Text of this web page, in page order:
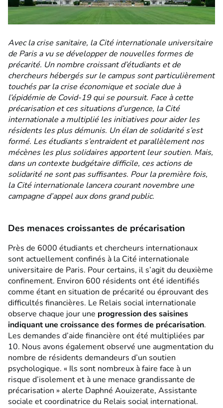
Avec la crise sanitaire, la Cité internationale universitaire
de Paris a vu se développer de nouvelles formes de
précarité. Un nombre croissant d’étudiants et de
chercheurs hébergés sur le campus sont particulièrement
touchés par la crise économique et sociale due à
l’épidémie de Covid-19 qui se poursuit. Face à cette
précarisation et ces situations d’urgence, la Cité
internationale a multiplié les initiatives pour aider les
résidents les plus démunis. Un élan de solidarité s’est
formé. Les étudiants s’entraident et parallèlement nos
mécènes les plus solidaires apportent leur soutien. Mais,
dans un contexte budgétaire difficile, ces actions de
solidarité ne sont pas suffisantes. Pour la première fois,
la Cité internationale lancera courant novembre une
campagne d’appel aux dons grand public.
Des menaces croissantes de précarisation
Près de 6000 étudiants et chercheurs internationaux
sont actuellement confinés à la Cité internationale
universitaire de Paris. Pour certains, il s’agit du deuxième
confinement. Environ 600 résidents ont été identifiés
comme étant en situation de précarité ou éprouvant des
difficultés financières. Le Relais social internationale
observe chaque jour une progression des saisines
indiquant une croissance des formes de précarisation.
Les demandes d’aide financière ont été multipliées par
10. Nous avons également observé une augmentation du
nombre de résidents demandeurs d’un soutien
psychologique. « Ils sont nombreux à faire face à un
risque d’isolement et à une menace grandissante de
précarisation » alerte Daphné Aouizerate, Assistante
sociale et coordinatrice du Relais social international.